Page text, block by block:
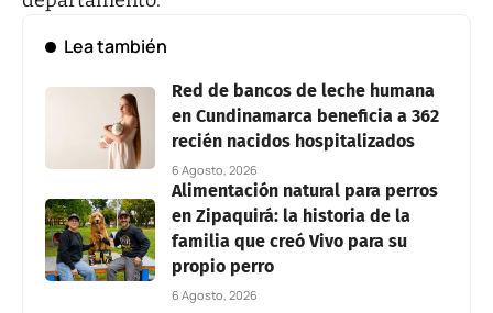
Lea también
Red de bancos de leche humana
en Cundinamarca beneficia a 362
recién nacidos hospitalizados
6 Agosto, 2026
Alimentación natural para perros
en Zipaquirá: la historia de la
familia que creó Vivo para su
propio perro
6 Agosto, 2026